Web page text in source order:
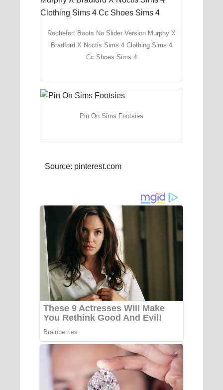
Rochefort Boots No Slider Version Murphy X
Bradford X Noctis Sims 4 Clothing Sims 4
Cc Shoes Sims 4
Pin On Sims Footsies
Source: pinterest.com